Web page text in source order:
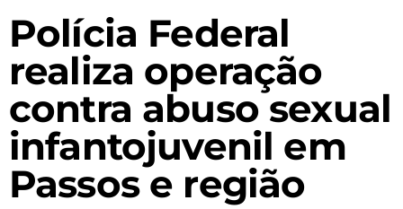
Polícia Federal
realiza operação
contra abuso sexual
infantojuvenil em
Passos e região